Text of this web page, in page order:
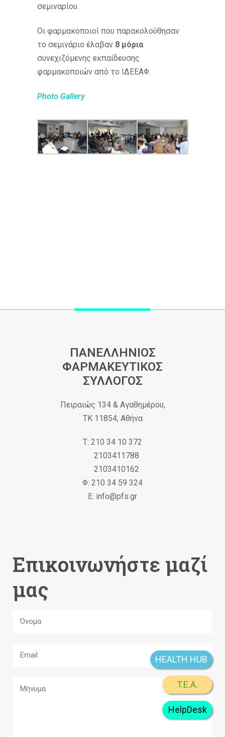
σεμιναρίου.
Οι φαρμακοποιοί που παρακολούθησαν
το σεμινάριο έλαβαν 8 μόρια
συνεχιζόμενης εκπαίδευσης
φαρμακοποιών από το ΙΔΕΕΑΦ.
Photo Gallery
ΠΑΝΕΛΛΗΝΙΟΣ
ΦΑΡΜΑΚΕΥΤΙΚΟΣ
ΣΥΛΛΟΓΟΣ
Πειραιώς 134 & Αγαθημέρου,
ΤΚ 11854, Αθήνα
Τ: 210 34 10 372
2103411788
2103410162
Φ: 210 34 59 324
Ε: info@pfs.gr
Επικοινωνήστε μαζί
μας
HelpDesk
T.E.A.
HEALTH HUB